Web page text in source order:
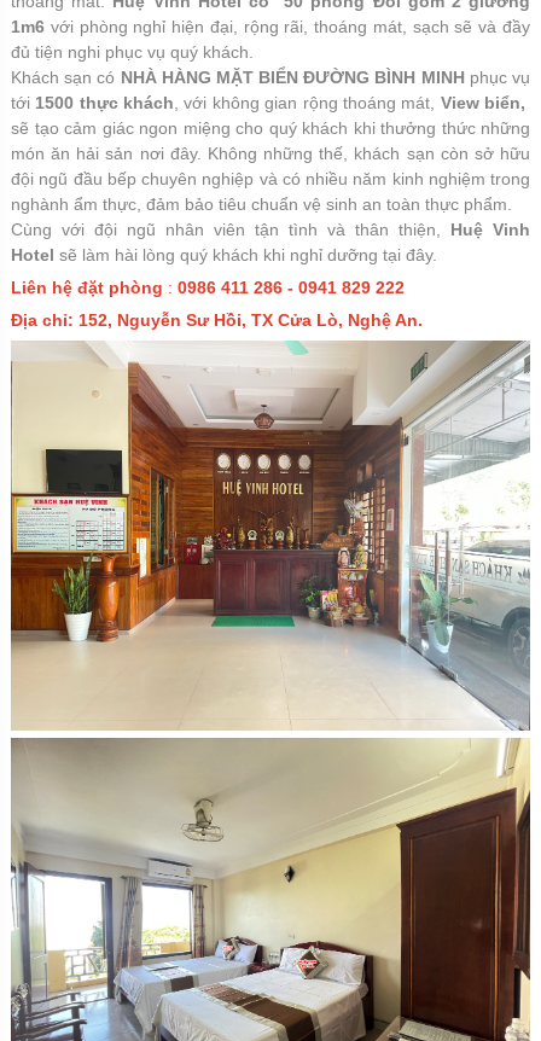
1m6 với phòng nghỉ hiện đại, rộng rãi, thoáng mát, sạch sẽ và đầy
đủ tiện nghi phục vụ quý khách.
Khách sạn có NHÀ HÀNG MẶT BIỂN ĐƯỜNG BÌNH MINH phục vụ
tới 1500 thực khách , với không gian rộng thoáng mát, View biển,
sẽ tạo cảm giác ngon miệng cho quý khách khi thưởng thức những
món ăn hải sản nơi đây. Không những thế, khách sạn còn sở hữu
đội ngũ đầu bếp chuyên nghiệp và có nhiều năm kinh nghiệm trong
nghành ẩm thực, đảm bảo tiêu chuẩn vệ sinh an toàn thực phẩm.
Cùng với đội ngũ nhân viên tận tình và thân thiện, Huệ Vinh
Hotel sẽ làm hài lòng quý khách khi nghỉ dưỡng tại đây.
Liên hệ đặt phòng : 0986 411 286 - 0941 829 222
Địa chỉ: 152, Nguyễn Sư Hồi, TX Cửa Lò, Nghệ An.